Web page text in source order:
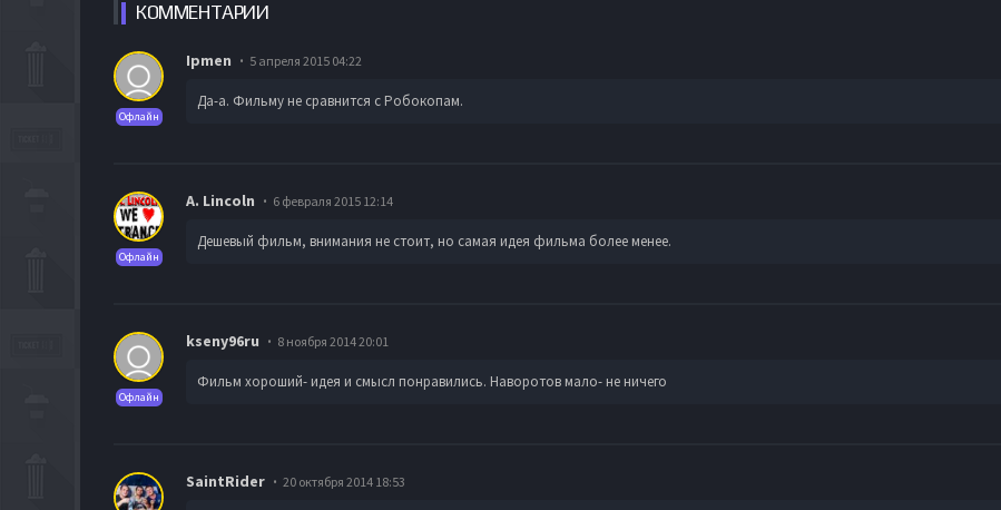
КОММЕНТАРИИ
Офлайн
Ipmen 5 апреля 2015 04:22
Да-а. Фильму не сравнится с Робокопам.
Офлайн
A. Lincoln 6 февраля 2015 12:14
Дешевый фильм, внимания не стоит, но самая идея фильма более менее.
Офлайн
kseny96ru 8 ноября 2014 20:01
Фильм хороший- идея и смысл понравились. Наворотов мало- не ничего
SaintRider 20 октября 2014 18:53